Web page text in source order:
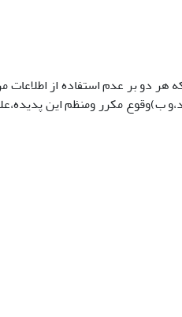
دو بر عدم استفاده از اطلاعات
ب)وقوع مکرر ومنظم این